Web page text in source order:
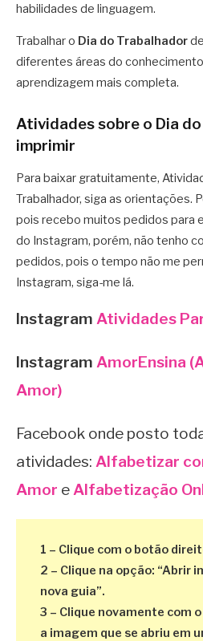
habilidades de linguagem.
Trabalhar o Dia do Trabalhador
diferentes áreas do
aprendizagem mais completa.
Atividades sobre o Dia
imprimir
Para baixar gratuitamente,
Trabalhador, siga as orientações.
pois recebo muitos pedidos para
do Instagram, porém, não tenho
pedidos, pois o tempo não me
Instagram, siga-me lá.
Instagram Atividades
Instagram AmorEnsina
Amor)
Facebook onde posto
atividades: Alfabetizar
Amor eAlfabetização
1 – Clique com o botão
2 – Clique na opção: “Abrir
nova guia”.
3 – Clique novamente com
a imagem que se abriu em